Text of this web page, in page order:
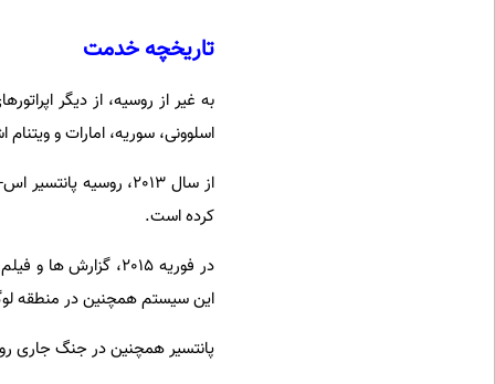
تاریخچه خدمت
به غیر از روسیه، از دیگر
اسلوونی، سوریه، امارات و ویتنام
کرده است.
در فوریه 2015،
این سیستم همچنین در منطقه
پانتسیر همچنین در جنگ جاری